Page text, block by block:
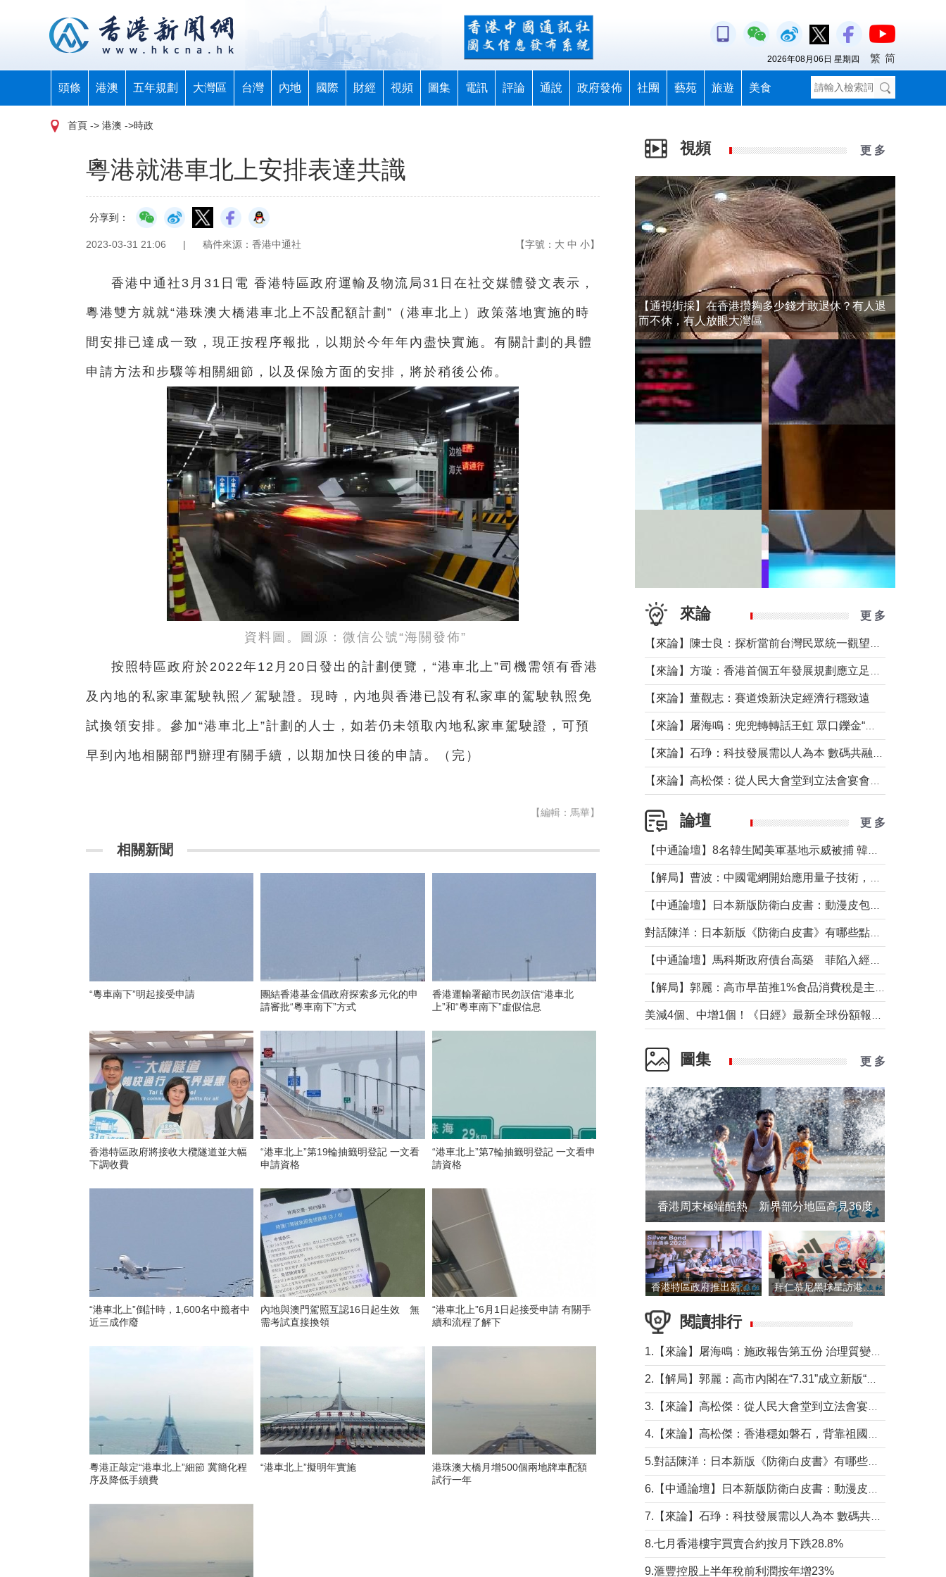
頭條 港澳 五年規劃 大灣區 台灣 內地 國際 財經 視頻 圖集 電訊 評論 通說 政府發佈 社團 藝苑 旅遊 美食
2026年08月06日 星期四 繁 简
首頁 -> 港澳 ->時政
粵港就港車北上安排表達共識
分享到：
2023-03-31 21:06 | 稿件來源：香港中通社 【字號： 大 中 小】
香港中通社3月31日電 香港特區政府運輸及物流局31日在社交媒體發文表示，
粵港雙方就就“港珠澳大橋港車北上不設配額計劃”（港車北上）政策落地實施的時
間安排已達成一致，現正按程序報批，以期於今年年內盡快實施。有關計劃的具體
申請方法和步驟等相關細節，以及保險方面的安排，將於稍後公佈。
資料圖。圖源：微信公號“海關發佈”
按照特區政府於2022年12月20日發出的計劃便覽，“港車北上”司機需領有香港
及內地的私家車駕駛執照／駕駛證。現時，內地與香港已設有私家車的駕駛執照免
試換領安排。參加“港車北上”計劃的人士，如若仍未領取內地私家車駕駛證，可預
早到內地相關部門辦理有關手續，以期加快日後的申請。（完）
【編輯：馬華】
相關新聞
“粵車南下”明起接受申請
團結香港基金倡政府探索多元化的申
請審批“粵車南下”方式
香港運輸署籲市民勿誤信“港車北
上”和“粵車南下”虛假信息
香港特區政府將接收大欖隧道並大幅
下調收費
“港車北上”第19輪抽籤明登記 一文看
申請資格
“港車北上”第7輪抽籤明登記 一文看申
請資格
“港車北上”倒計時，1,600名中籤者中
近三成作廢
內地與澳門駕照互認16日起生效 無
需考試直接換領
“港車北上”6月1日起接受申請 有關手
續和流程了解下
粵港正敲定“港車北上”細節 冀簡化程
序及降低手續費
“港車北上”擬明年實施
港珠澳大橋月增500個兩地牌車配額
試行一年
視頻 更 多
【通視街採】在香港攢夠多少錢才敢退休？有人退
而不休，有人放眼大灣區
來論 更 多
【來論】董觀志：賽道煥新決定經濟行穩致遠
論壇 更 多
圖集 更 多
香港周末極端酷熱 新界部分地區高見36度
香港特區政府推出新一批銀色債券 每手1萬元保底息4.25厘 拜仁慕尼黑球星訪港 與球迷近距離互動
閱讀排行
8.七月香港樓宇買賣合約按月下跌28.8%
9.滙豐控股上半年稅前利潤按年增23%